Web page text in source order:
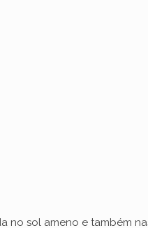
no sol ameno e também